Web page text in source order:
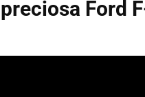
Ford